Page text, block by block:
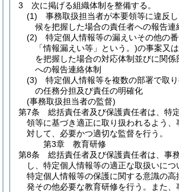
3
次に掲げる組織体制を整備する。
(1)
事務取扱担当者が本要領等に違反
候を把握した場合の責任者への報告連
(2)
特定個人情報等の漏えいその他の
「情報漏えい等」という。)の事案又
を把握した場合の対応体制並びに関係
への報告連絡体制
(3)
特定個人情報等を複数の部署で取
の任務分担及び責任の明確化
(事務取扱担当者の監督)
第7条
総括責任者及び保護責任者は、特
領等に基づき適正に取り扱われるよう、
対して、必要かつ適切な監督を行う。
第3章
教育研修
第8条
総括責任者及び保護責任者は、事
し、特定個人情報等の適正な取扱いにつ
特定個人情報等の保護に関する意識の高
発その他必要な教育研修を行う。
また